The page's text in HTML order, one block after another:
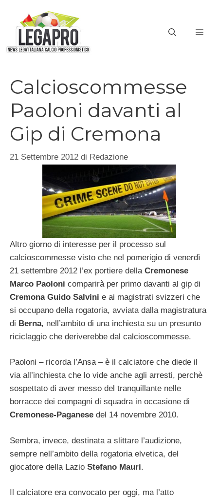
contenuto
Calcioscommesse
Paoloni davanti al
Gip di Cremona
21 Settembre 2012 di Redazione
Altro giorno di interesse per il processo sul
calcioscommesse visto che nel pomerigio di venerdì
21 settembre 2012 l’ex portiere della Cremonese
Marco Paoloni comparirà per primo davanti al gip di
Cremona Guido Salvini e ai magistrati svizzeri che
si occupano della rogatoria, avviata dalla magistratura
di Berna, nell’ambito di una inchiesta su un presunto
riciclaggio che deriverebbe dal calcioscommesse.
Paoloni – ricorda l’Ansa – è il calciatore che diede il
via all’inchiesta che lo vide anche agli arresti, perchè
sospettato di aver messo del tranquillante nelle
borracce dei compagni di squadra in occasione di
Cremonese-Paganese del 14 novembre 2010.
Sembra, invece, destinata a slittare l’audizione,
sempre nell’ambito della rogatoria elvetica, del
giocatore della Lazio Stefano Mauri.
Il calciatore era convocato per oggi, ma l’atto